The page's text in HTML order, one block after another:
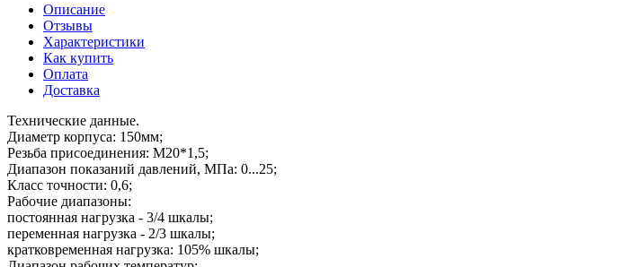
Описание
Отзывы
Характеристики
Как купить
Оплата
Доставка
Технические данные.
Диаметр корпуса: 150мм;
Резьба присоединения: М20*1,5;
Диапазон показаний давлений, МПа: 0...25;
Класс точности: 0,6;
Рабочие диапазоны:
постоянная нагрузка - 3/4 шкалы;
переменная нагрузка - 2/3 шкалы;
кратковременная нагрузка: 105% шкалы;